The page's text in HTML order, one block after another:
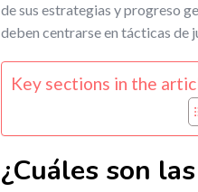
de sus estrategias y progreso
deben centrarse en tácticas de
Key sections in the
¿Cuáles son